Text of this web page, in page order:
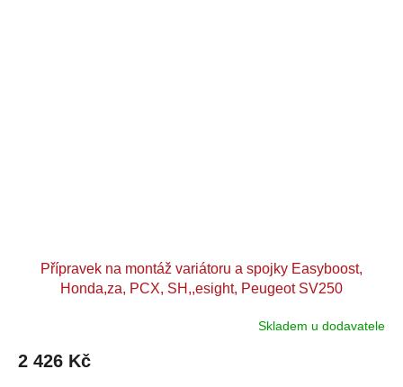
Přípravek na montáž variátoru a spojky Easyboost,
Honda,za, PCX, SH,,esight, Peugeot SV250
Skladem u dodavatele
2 426 Kč